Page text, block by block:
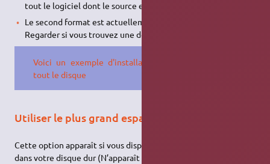
tout le logiciel dont le source est public.
Le second format est actuellement qualifié d'
Regarder si vous trouvez une documentation française.
Voici un exemple d'installation sur
tout le disque
Utiliser le plus grand espace disponible
Cette option apparaît si vous disposez d'espace libre non alloué
dans votre disque dur (N’apparaît pas si Windows® est déjà